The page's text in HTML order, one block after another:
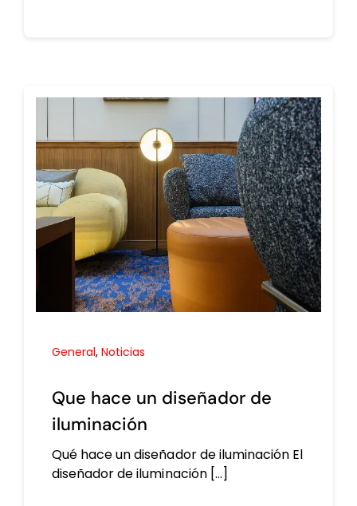
General,Noticias
Que hace un diseñador de
iluminación
Qué hace un diseñador de iluminación El
diseñador de iluminación [...]